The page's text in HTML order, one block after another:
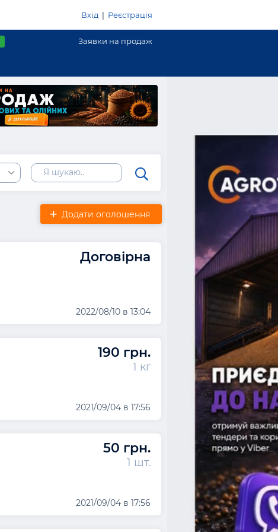
Вхід | Реєстрація
Заявки на продаж
Додати оголошення
Договірна
2022/08/10 в 13:04
190 грн.
1 кг
2021/09/04 в 17:56
50 грн.
1 шт.
2021/09/04 в 17:56